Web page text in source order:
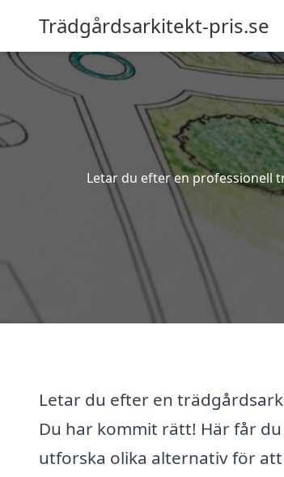
Trädgårdsarkitekt-pris.se
Letar du efter en professionell
Letar du efter en
Du har kommit rätt! Här får
utforska olika alternativ för